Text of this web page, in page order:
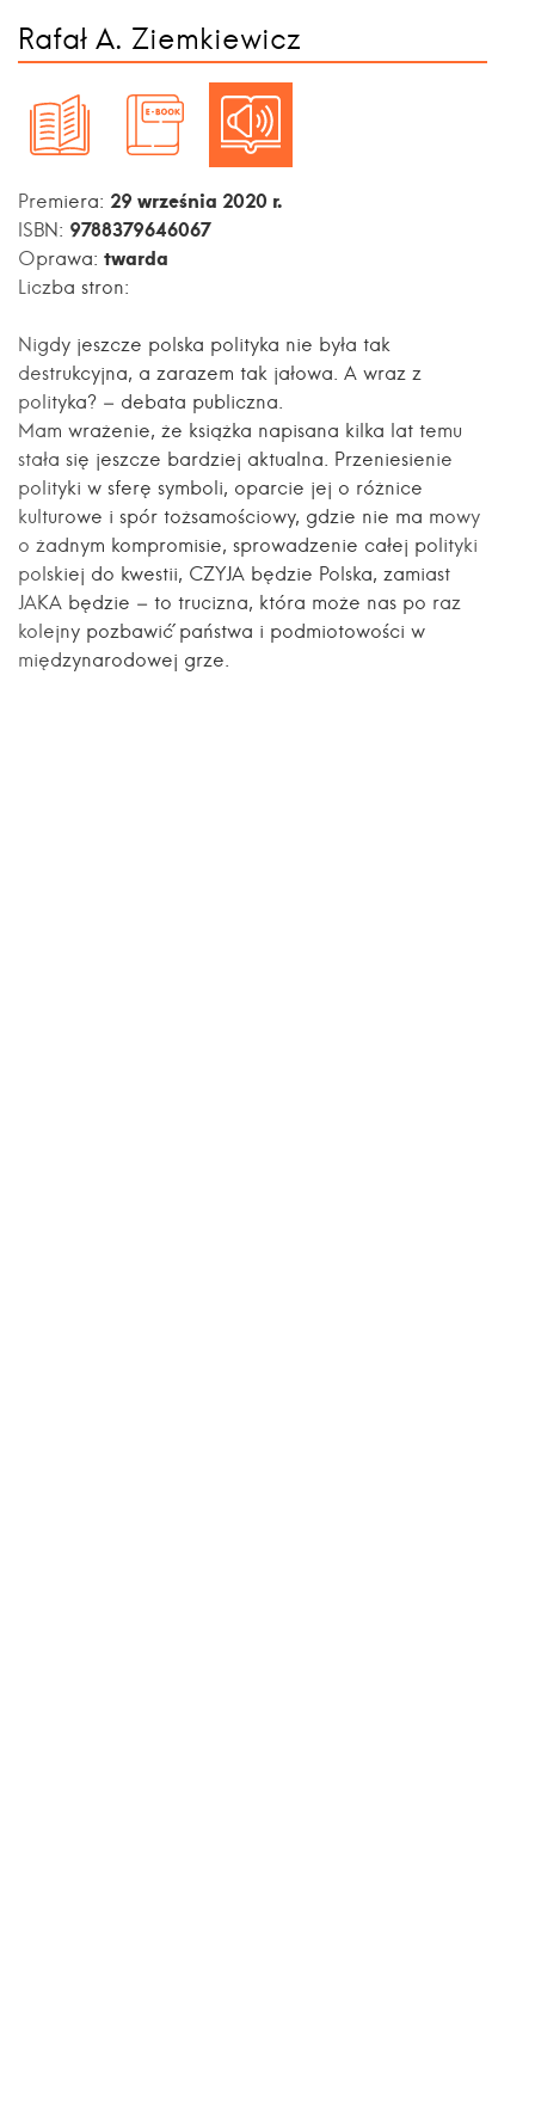
Rafał A. Ziemkiewicz
Premiera: 29 września 2020 r.
ISBN: 9788379646067
Oprawa: twarda
Liczba stron:
Nigdy jeszcze polska polityka nie była tak
destrukcyjna, a zarazem tak jałowa. A wraz z
polityka? – debata publiczna.
Mam wrażenie, że książka napisana kilka lat temu
stała się jeszcze bardziej aktualna. Przeniesienie
polityki w sferę symboli, oparcie jej o różnice
kulturowe i spór tożsamościowy, gdzie nie ma mowy
o żadnym kompromisie, sprowadzenie całej polityki
polskiej do kwestii, CZYJA będzie Polska, zamiast
JAKA będzie – to trucizna, która może nas po raz
kolejny pozbawić´ państwa i podmiotowości w
międzynarodowej grze.